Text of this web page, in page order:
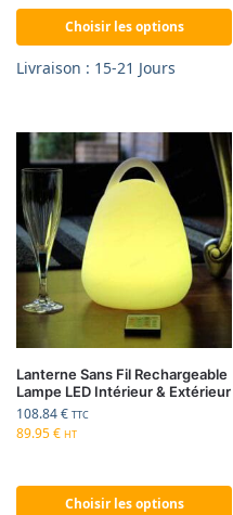
Choisir les options
Livraison : 15-21 Jours
Lanterne Sans Fil Rechargeable
Lampe LED Intérieur & Extérieur
108.84€ TTC
89.95€ HT
Choisir les options